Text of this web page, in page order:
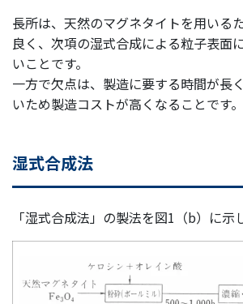
長所は、天然のマグネタイトを用いる
良く、次項の湿式合成による粒子表面
いことです。
一方で欠点は、製造に要する時間が長
いため製造コストが高くなることです。
湿式合成法
「湿式合成法」の製法を図1（b）に示